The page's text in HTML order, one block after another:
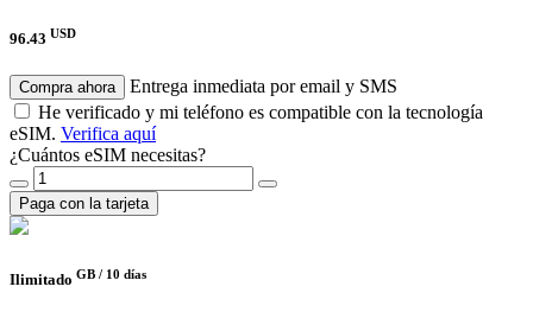
96.43 USD
Compra ahora
Entrega inmediata por email y SMS
He verificado y mi teléfono es compatible con la tecnología
eSIM. Verifica aquí
¿Cuántos eSIM necesitas?
Paga con la tarjeta
Ilimitado GB / 10 días